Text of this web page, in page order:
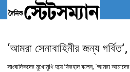
‘আমরা সেনাবাহিনীর জন্য
সাংবাদিকদের মুখোমুখি হয়ে ফিরহাদ বলেন, 'আমরা আমাদের